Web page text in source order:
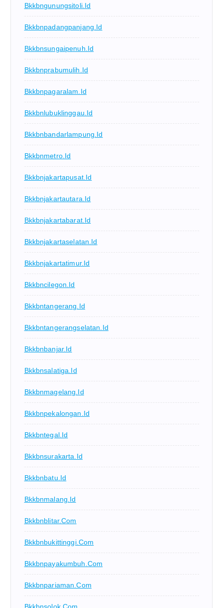
Bkkbngunungsitoli.id
Bkkbnpadangpanjang.id
Bkkbnsungaipenuh.id
Bkkbnprabumulih.id
Bkkbnpagaralam.id
Bkkbnlubuklinggau.id
Bkkbnbandarlampung.id
Bkkbnmetro.id
Bkkbnjakartapusat.id
Bkkbnjakartautara.id
Bkkbnjakartabarat.id
Bkkbnjakartaselatan.id
Bkkbnjakartatimur.id
Bkkbncilegon.id
Bkkbntangerang.id
Bkkbntangerangselatan.id
Bkkbnbanjar.id
Bkkbnsalatiga.id
Bkkbnmagelang.id
Bkkbnpekalongan.id
Bkkbntegal.id
Bkkbnsurakarta.id
Bkkbnbatu.id
Bkkbnmalang.id
Bkkbnblitar.com
Bkkbnbukittinggi.com
Bkkbnpayakumbuh.com
Bkkbnpariaman.com